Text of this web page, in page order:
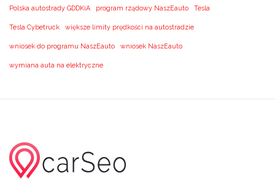
Polska autostrady GDDKiA program rządowy NaszEauto Tesla
Tesla Cybetruck większe limity prędkości na autostradzie
wniosek do programu NaszEauto wniosek NaszEauto
wymiana auta na elektryczne